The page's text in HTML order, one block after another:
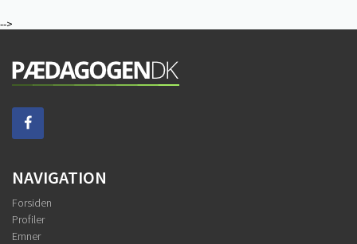
-->
NAVIGATION
Forsiden
Profiler
Emner